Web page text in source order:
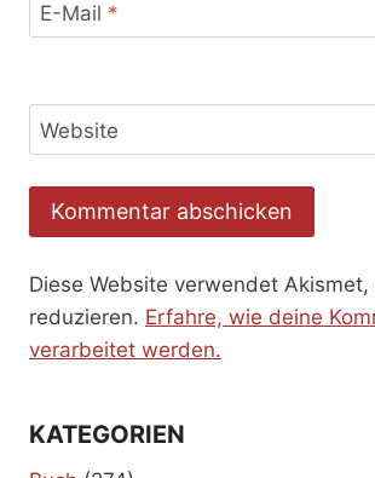
E-Mail *
Website
Diese Website verwendet Akismet,
reduzieren. Erfahre, wie deine
verarbeitet werden.
KATEGORIEN